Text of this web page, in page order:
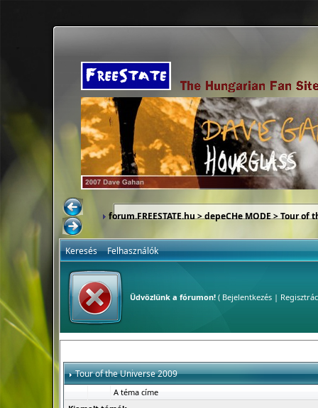
forum.FREESTATE.hu>depeCHe MODE>Tour of
Keresés Felhasználók
Üdvözlünk a fórumon!( Bejelentkezés|
Tour of the Universe 2009
A téma címe